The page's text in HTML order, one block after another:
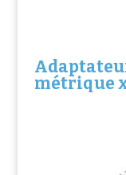
métrique